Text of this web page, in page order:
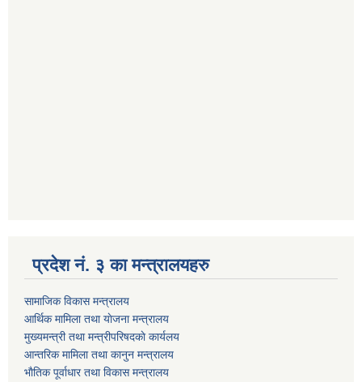
प्रदेश नं. ३ का मन्त्रालयहरु
सामाजिक विकास मन्त्रालय
आर्थिक मामिला तथा याेजना मन्त्रालय
मुख्यमन्त्री तथा मन्त्रीपरिषदकाे कार्यलय
आन्तरिक मामिला तथा कानुन मन्त्रालय
भाैतिक पूर्वाधार तथा विकास मन्त्रालय